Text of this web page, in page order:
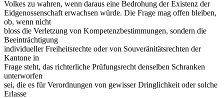
Volkes zu wahren, wenn daraus eine Bedrohung der Existenz der
Eidgenossenschaft erwachsen würde. Die Frage mag offen bleiben,
ob, wenn nicht
bloss die Verletzung von Kompetenzbestimmungen, sondern die
Beeinträchtigung
individueller Freiheitsrechte oder von Souveränitätsrechten der
Kantone in
Frage steht, das richterliche Prüfungsrecht denselben Schranken
unterworfen
sei, die es für Verordnungen von gewisser Dringlichkeit oder solche
Erlasse